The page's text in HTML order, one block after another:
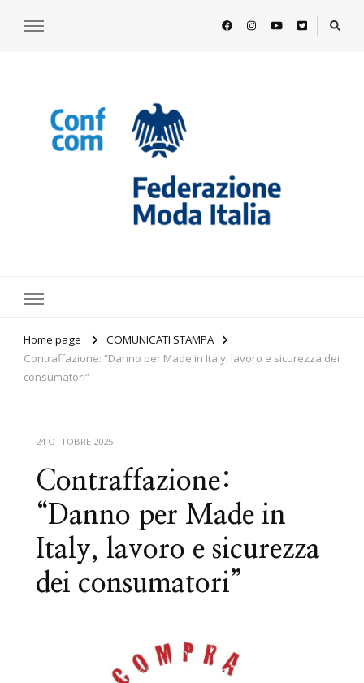
Home page
COMUNICATI STAMPA
Contraffazione: “Danno per Made in Italy, lavoro e sicurezza dei
consumatori”
24 OTTOBRE 2025
Contraffazione:
“Danno per Made in
Italy, lavoro e sicurezza
dei consumatori”